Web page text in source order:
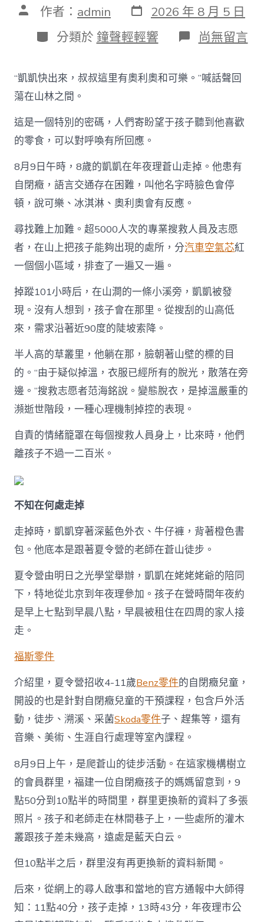
文 作者： admin 發
表
日
期
2026 年 8 月 5 日
分
類
分類於 鐘聲輕輕響 在
〈“比
時，
他
孩
子
一
二
百
找
OSDER
奧
台
北
汽
車
自
閉
癥
孩
五
天〉
尚無留言
“凱凱快出來，叔叔這里有奧利奧和可樂。”喊話聲回
蕩在山林之間。
這是一個特別的密碼，人們寄盼望于孩子聽到他喜歡
的零食，可以對呼喚有所回應。
8月9日午時，8歲的凱凱在年夜理蒼山走掉。他患有
自閉癥，語言交通存在困難，叫他名字時臉色會停
頓，說可樂、冰淇淋、奧利奧會有反應。
尋找難上加難。超5000人次的專業搜救人員及志愿
者，在山上把孩子能夠出現的處所，分汽車空氣芯紅
一個個小區域，排查了一遍又一遍。
掉蹤101小時后，在山澗的一條小溪旁，凱凱被發
現。沒有人想到，孩子會在那里。從搜刮的山高低
來，需求沿著近90度的陡坡索降。
半人高的草叢里，他躺在那，臉朝著山壁的標的目
的。“由于疑似掉溫，衣服已經所有的脫光，散落在旁
邊。”搜救志愿者范海銘說。變態脫衣，是掉溫嚴重的
瀕逝世階段，一種心理機制掉控的表現。
自責的情緒籠罩在每個搜救人員身上，比來時，他們
離孩子不過一二百米。
不知在何處走掉
走掉時，凱凱穿著深藍色外衣、牛仔褲，背著橙色書
包。他底本是跟著夏令營的老師在蒼山徒步。
夏令營由明日之光學堂舉辦，凱凱在姥姥姥爺的陪同
下，特地從北京到年夜理參加。孩子在營時間年夜約
是早上七點到早晨八點，早晨被租住在四周的家人接
走。
福斯零件
介紹里，夏令營招收4-11歲Benz零件的自閉癥兒童，
開設的也是針對自閉癥兒童的干預課程，包含戶外活
動，徒步、溯溪、采菌Skoda零件子、趕集等，還有
音樂、美術、生涯自行處理等室內課程。
8月9日上午，是爬蒼山的徒步活動。在這家機構樹立
的會員群里，福建一位自閉癥孩子的媽媽留意到，9
點50分到10點半的時間里，群里更換新的資料了多張
照片。孩子和老師走在林間巷子上，一些處所的灌木
叢跟孩子差未幾高，遠處是藍天白云。
但10點半之后，群里沒有再更換新的資料新聞。
后來，從網上的尋人啟事和當地的官方通報中大師得
知：11點40分，孩子走掉，13時43分，年夜理市公